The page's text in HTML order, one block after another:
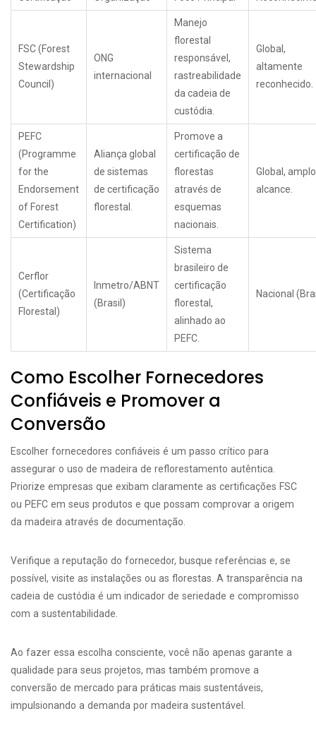
FSC (Forest
Stewardship
Council)
ONG
internacional
Manejo
florestal
responsável,
rastreabilidade
da cadeia de
custódia.
Global,
altamente
reconhecido.
PEFC
(Programme
for the
Endorsement
of Forest
Certification)
Aliança global
de sistemas
de certificação
florestal.
Promove a
certificação de
florestas
através de
esquemas
nacionais.
Global, amplo
alcance.
Cerflor
(Certificação
Florestal)
Inmetro/ABNT
(Brasil)
Sistema
brasileiro de
certificação
florestal,
alinhado ao
PEFC.
Nacional
Como Escolher Fornecedores
Confiáveis e Promover a
Conversão
Escolher fornecedores confiáveis é um passo crítico para
assegurar o uso de madeira de reflorestamento autêntica.
Priorize empresas que exibam claramente as certificações FSC
ou PEFC em seus produtos e que possam comprovar a origem
da madeira através de documentação.
Verifique a reputação do fornecedor, busque referências e, se
possível, visite as instalações ou as florestas. A transparência na
cadeia de custódia é um indicador de seriedade e compromisso
com a sustentabilidade.
Ao fazer essa escolha consciente, você não apenas garante a
qualidade para seus projetos, mas também promove a
conversão de mercado para práticas mais sustentáveis,
impulsionando a demanda por madeira sustentável.